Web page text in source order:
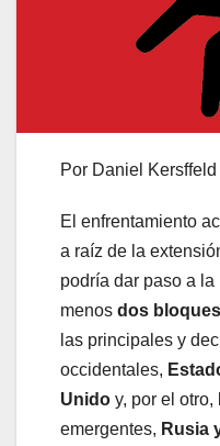
Por Daniel Kersffeld
El enfrentamiento
a raíz de la
podría dar paso a
menos dos bloques
las principales y
occidentales,
Unido y, por el
emergentes, Rusia